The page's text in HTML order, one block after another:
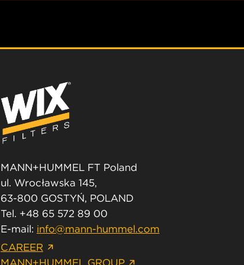
MANN+HUMMEL FT Poland
ul. Wrocławska 145,
63-800 GOSTYŃ, POLAND
Tel. +48 65 572 89 00
E-mail: info@mann-hummel.com
CAREER